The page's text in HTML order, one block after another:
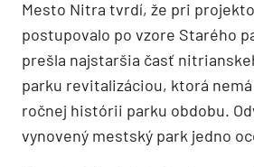
Mesto Nitra tvrdí, že pri
postupovalo po vzore Starého
prešla najstaršia časť
parku revitalizáciou, ktorá nemá
ročnej histórii parku obdobu.
vynovený mestský park jedno